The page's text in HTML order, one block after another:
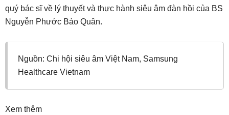
quý bác sĩ về lý thuyết và thực hành siêu âm đàn hồi của BS
Nguyễn Phước Bảo Quân.
Nguồn: Chi hội siêu âm Việt Nam, Samsung
Healthcare Vietnam
Xem thêm